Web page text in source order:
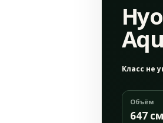
Класс не
Объём
647